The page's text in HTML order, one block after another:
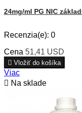
24mg/ml PG NIC
Recenzia(e): 0
Cena 51,41 USD
 Vložiť do košíka
Viac
 Na sklade